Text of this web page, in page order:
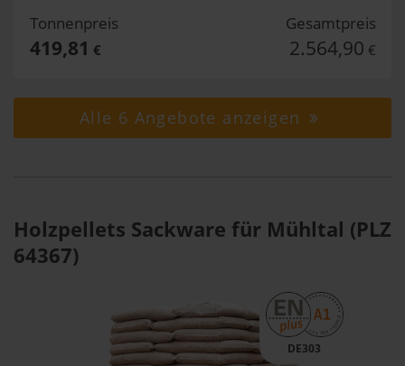
Tonnenpreis
419,81 €
Gesamtpreis
2.564,90 €
Alle 6 Angebote anzeigen
Holzpellets Sackware für Mühltal (PLZ
64367)
DE303